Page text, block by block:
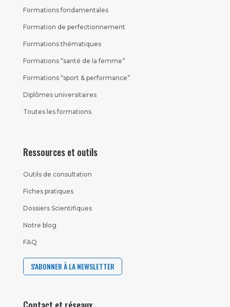
Formations fondamentales
Formation de perfectionnement
Formations thématiques
Formations “santé de la femme”
Formations “sport & performance”
Diplômes universitaires
Toutes les formations
Ressources et outils
Outils de consultation
Fiches pratiques
Dossiers Scientifiques
Notre blog
FAQ
S'ABONNER À LA NEWSLETTER